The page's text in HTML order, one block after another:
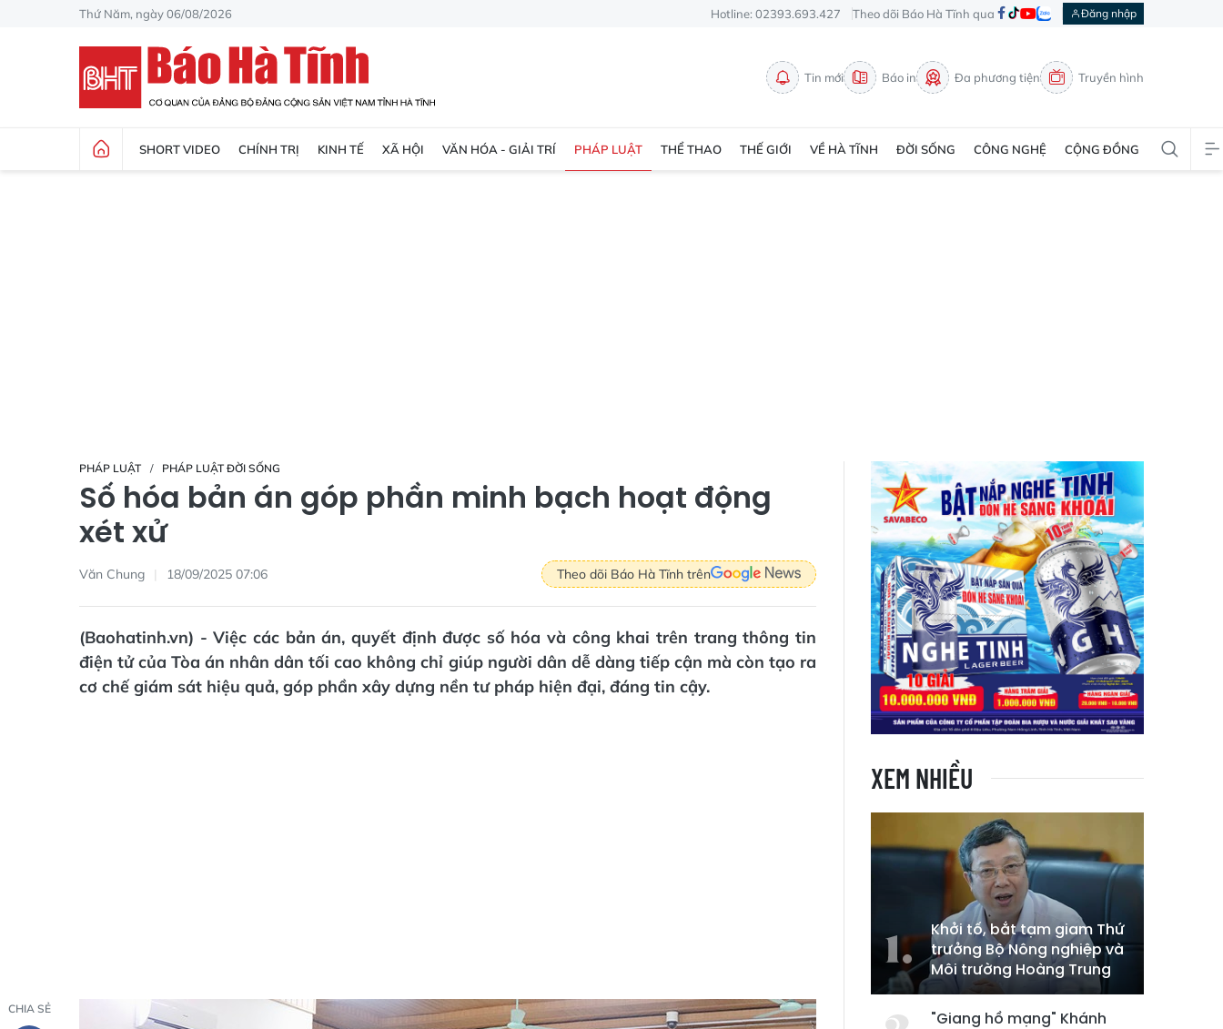
Thứ Năm, ngày 06/08/2026 Hotline: 02393.693.427 Theo dõi Báo Hà Tĩnh qua Đăng nhập
Tin mới Báo in Đa phương tiện Truyền hình
SHORT VIDEO CHÍNH TRỊ KINH TẾ XÃ HỘI VĂN HÓA - GIẢI TRÍ PHÁP LUẬT THỂ THAO THẾ GIỚI VỀ HÀ TĨNH ĐỜI SỐNG CÔNG NGHỆ CỘNG ĐỒNG
PHÁP LUẬT PHÁP LUẬT ĐỜI SỐNG
Số hóa bản án góp phần minh bạch hoạt động
xét xử
Văn Chung 18/09/2025 07:06 Theo dõi Báo Hà Tĩnh trên
(Baohatinh.vn) - Việc các bản án, quyết định được số hóa và công khai trên trang thông tin
điện tử của Tòa án nhân dân tối cao không chỉ giúp người dân dễ dàng tiếp cận mà còn tạo ra
cơ chế giám sát hiệu quả, góp phần xây dựng nền tư pháp hiện đại, đáng tin cậy.
CHIA SẺ
XEM NHIỀU
Khởi tố, bắt tạm giam Thứ
trưởng Bộ Nông nghiệp và
Môi trường Hoàng Trung
"Giang hồ mạng" Khánh